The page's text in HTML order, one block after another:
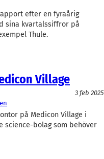
efter en fyraårig
sina kvartalssiffror på
Thule.
Village
3 feb 2025
på Medicon Village i
science-bolag som behöver